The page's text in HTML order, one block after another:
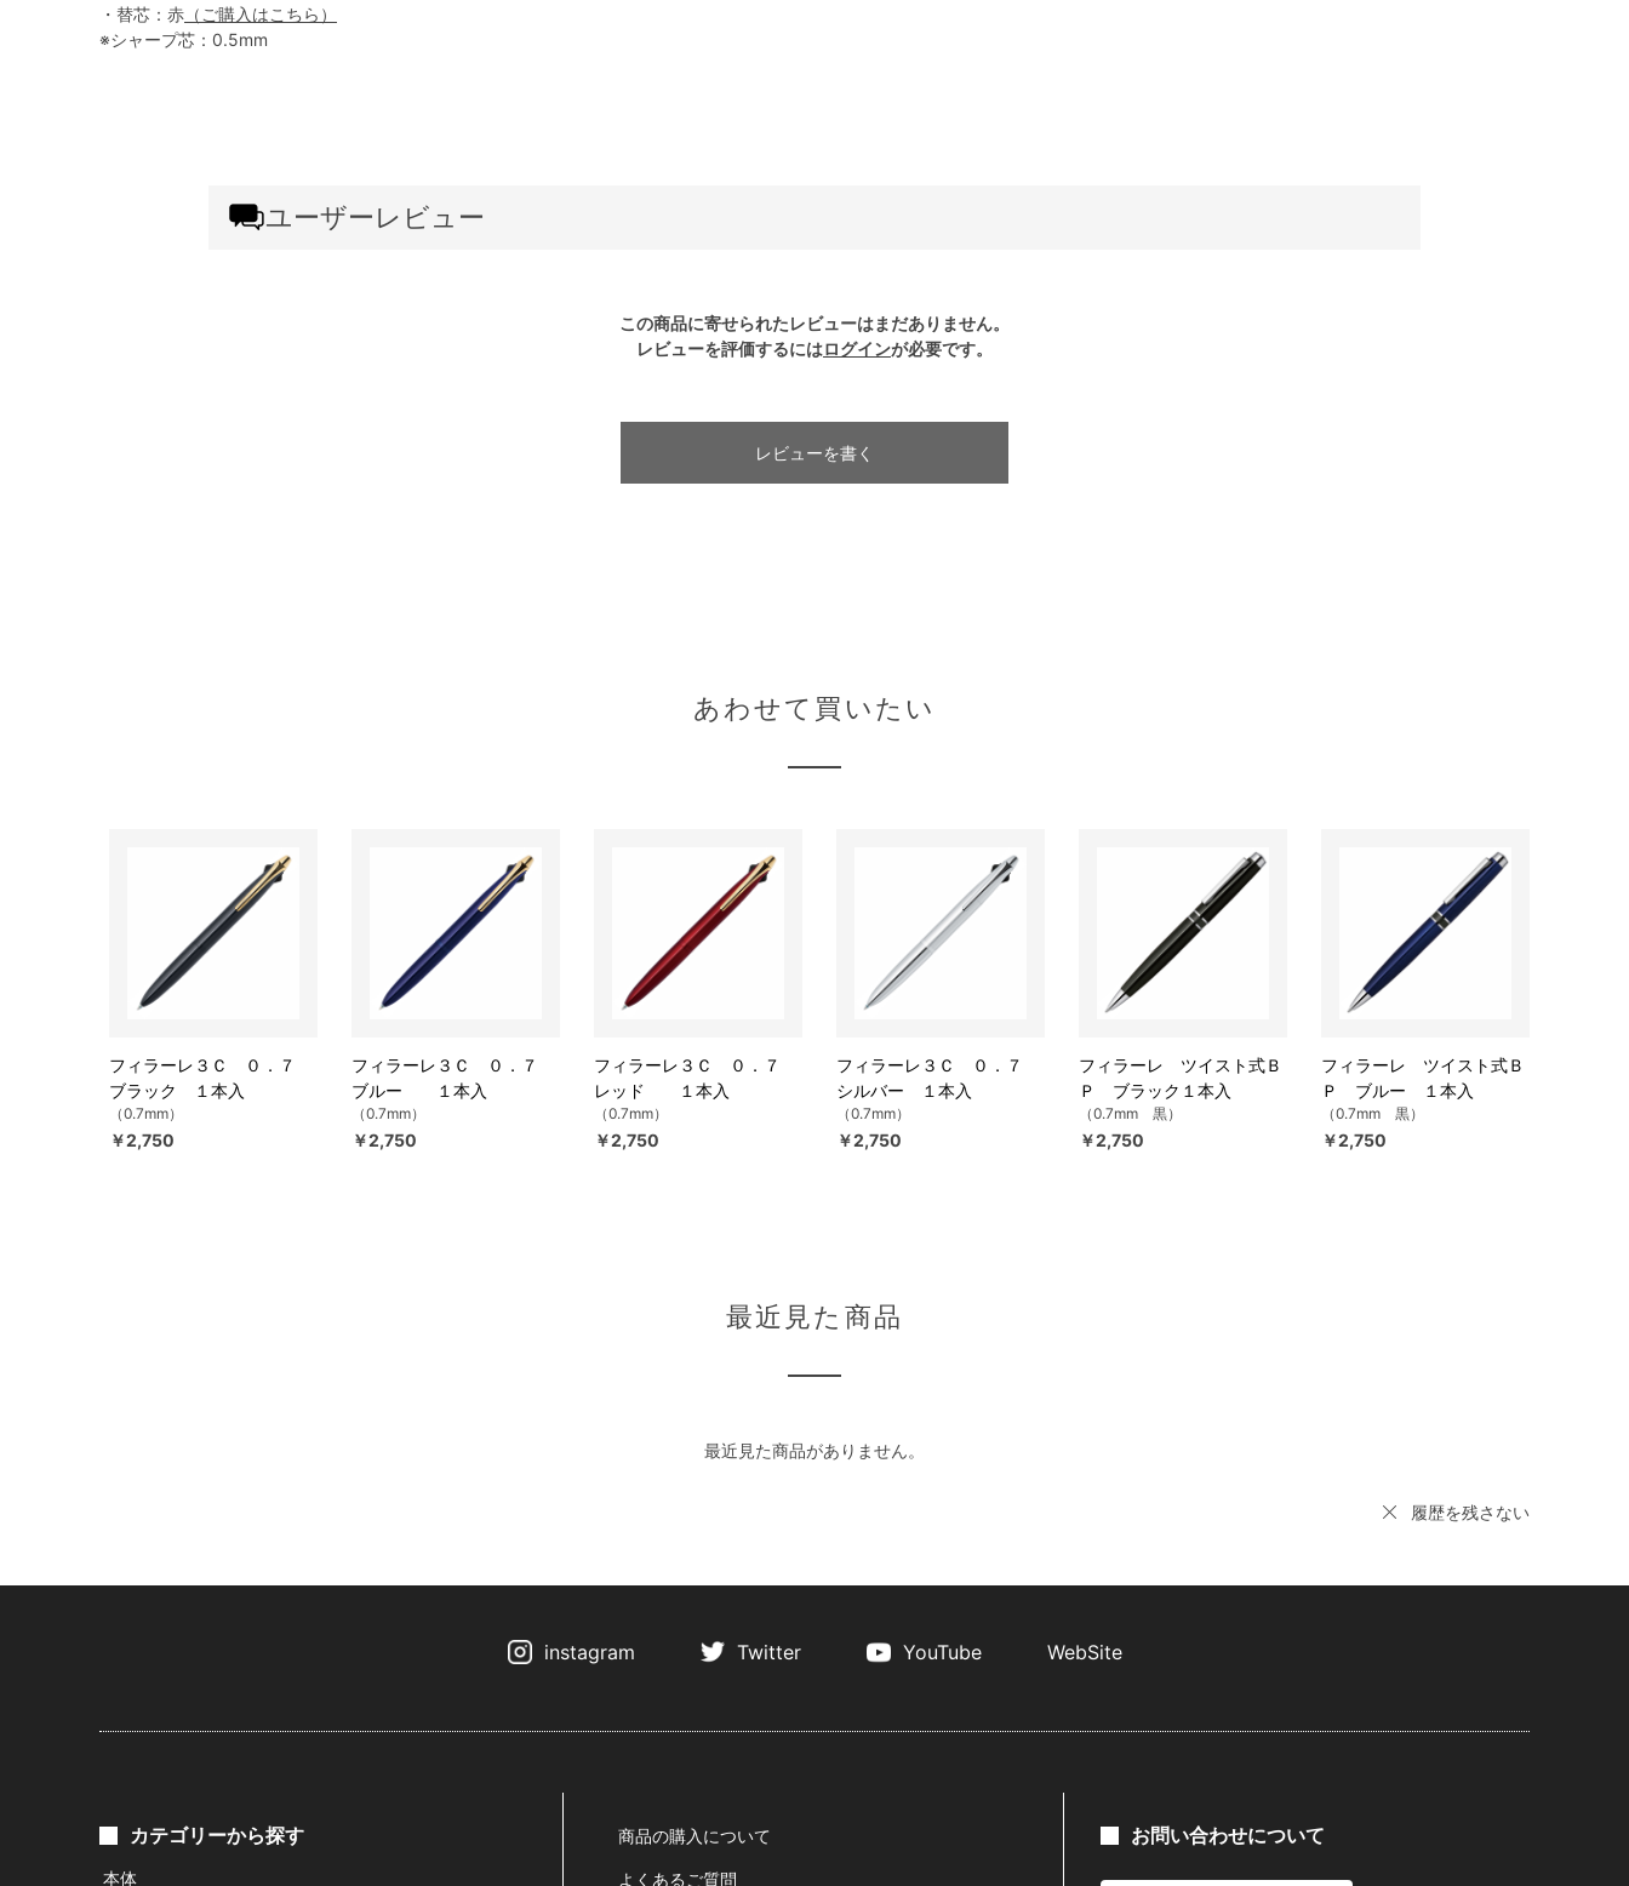
・替芯：赤 （ご購入はこちら）
※シャープ芯：0.5mm
ユーザーレビュー
この商品に寄せられたレビューはまだありません。
レビューを評価するにはログインが必要です。
レビューを書く
あわせて買いたい
フィラーレ３Ｃ ０．７
ブラック １本入
（0.7mm）
￥2,750
フィラーレ３Ｃ ０．７
ブルー １本入
（0.7mm）
￥2,750
フィラーレ３Ｃ ０．７
レッド １本入
（0.7mm）
￥2,750
フィラーレ３Ｃ ０．７
シルバー １本入
（0.7mm）
￥2,750
フィラーレ ツイスト式Ｂ
Ｐ ブラック１本入
（0.7mm 黒）
￥2,750
フィラーレ ツイスト式Ｂ
Ｐ ブルー １本入
（0.7mm 黒）
￥2,750
最近見た商品
最近見た商品がありません。
履歴を残さない
instagram Twitter YouTube WebSite
カテゴリーから探す
本体
商品の購入について
よくあるご質問
お問い合わせについて